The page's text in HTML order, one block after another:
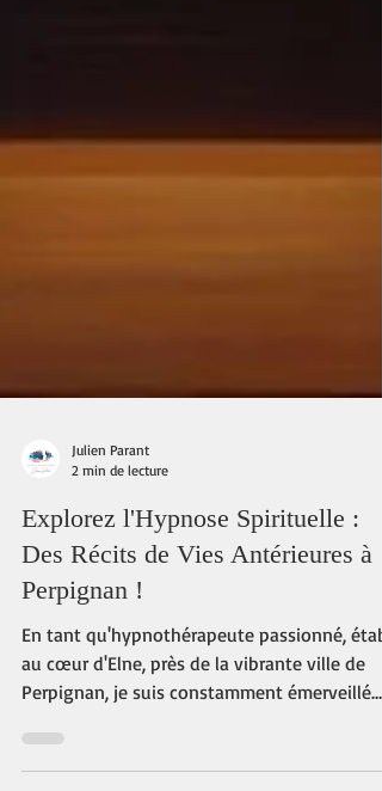
2 min de lecture
Explorez l'Hypnose Spirituelle :
Des Récits de Vies Antérieures à
Perpignan !
En tant qu'hypnothérapeute passionné,
au cœur d'Elne, près de la vibrante ville de
Perpignan, je suis constamment émerveillé
par...